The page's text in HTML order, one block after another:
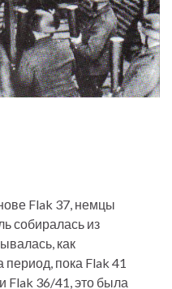
Flak 37, немцы
собиралась из
как
пока Flak 41
Flak 36/41, это была